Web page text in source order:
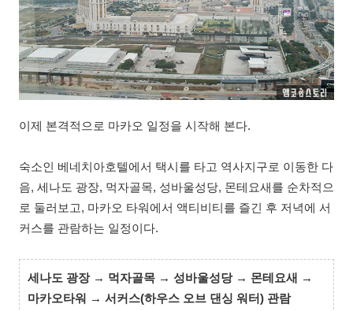
이제 본격적으로 마카오 일정을 시작해 본다.
숙소인 베네치아호텔에서 택시를 타고 역사지구로 이동한 다
음, 세나도 광장, 먹자골목, 성바울성당, 몬테요새를 순차적으
로 둘러보고, 마카오 타워에서 액티비티를 즐긴 후 저녁에 서
커스를 관람하는 일정이다.
세나도 광장 → 먹자골목 → 성바울성당 → 몬테요새 →
마카오타워 → 서커스(하우스 오브 댄싱 워터) 관람